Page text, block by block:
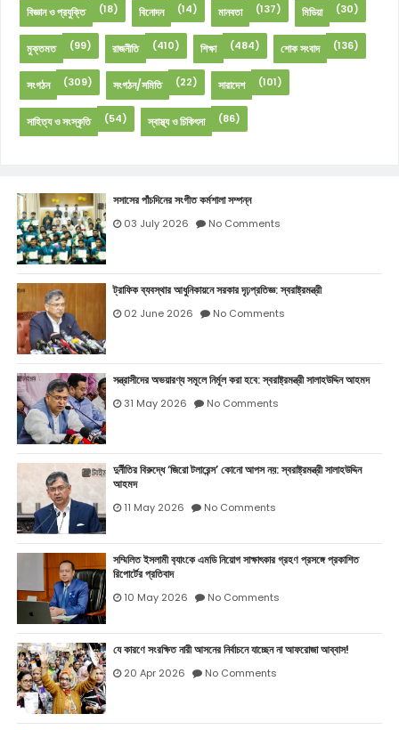
বিজ্ঞান ও প্রযুক্তি (18) বিনোদন (14) মানবতা (137) মিডিয়া (30)
মুক্তমত (99) রাজনীতি (410) শিক্ষা (484) শোক সংবাদ (136)
সংগঠন (309) সংগঠন/সমিতি (22) সারাদেশ (101)
সাহিত্য ও সংস্কৃতি (54) স্বাস্থ্য ও চিকিৎসা (86)
সসাসের পাঁচদিনের সংগীত কর্মশালা সম্পন্ন
03 July 2026 No Comments
ট্রাফিক ব্যবস্থার আধুনিকায়নে সরকার দৃঢ়প্রতিজ্ঞ: স্বরাষ্ট্রমন্ত্রী
02 June 2026 No Comments
সন্ত্রাসীদের অভয়ারণ্য সমূলে নির্মূল করা হবে: স্বরাষ্ট্রমন্ত্রী সালাহউদ্দিন আহমদ
31 May 2026 No Comments
দুর্নীতির বিরুদ্ধে ‘জিরো টলারেন্স’ কোনো আপস নয়: স্বরাষ্ট্রমন্ত্রী সালাহউদ্দিন
আহমদ
11 May 2026 No Comments
সম্মিলিত ইসলামী ব‍্যাংকে এমডি নিয়োগ সাক্ষাৎকার গ্রহণ প্রসঙ্গে প্রকাশিত
রিপোর্টের প্রতিবাদ
10 May 2026 No Comments
যে কারণে সংরক্ষিত নারী আসনের নির্বাচনে যাচ্ছেন না আফরোজা আব্বাস!
20 Apr 2026 No Comments